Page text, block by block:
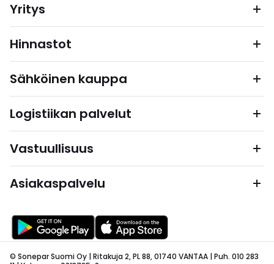
Yritys
Hinnastot
Sähköinen kauppa
Logistiikan palvelut
Vastuullisuus
Asiakaspalvelu
© Sonepar Suomi Oy | Ritakuja 2, PL 88, 01740 VANTAA | Puh. 010 283